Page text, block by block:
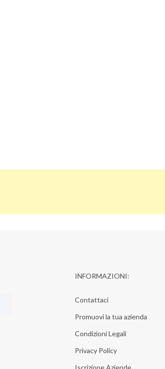
INFORMAZIONI:
Contattaci
Promuovi la tua azienda
Condizioni Legali
Privacy Policy